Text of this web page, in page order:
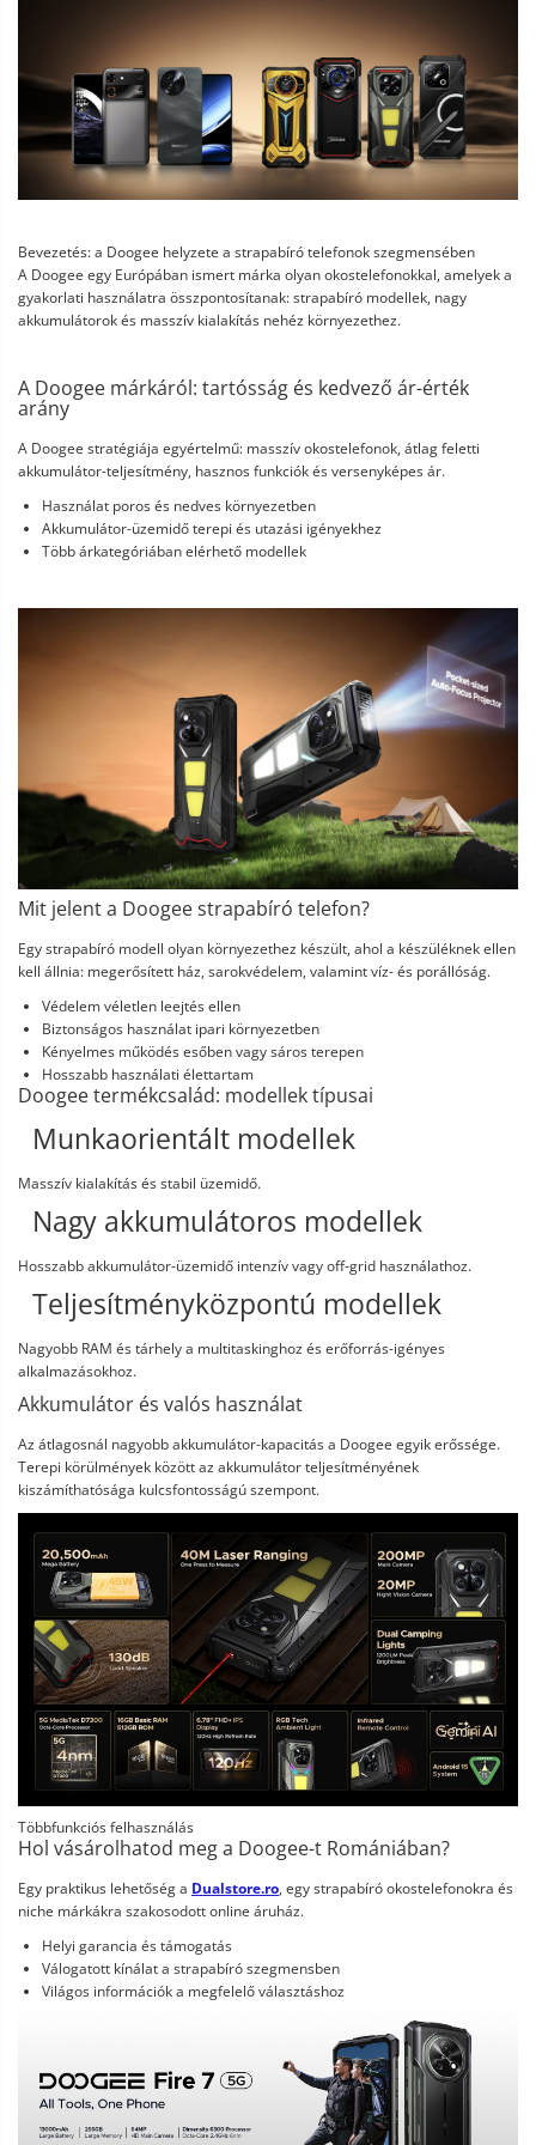
Bevezetés: a Doogee helyzete a strapabíró telefonok szegmensében
A Doogee egy Európában ismert márka olyan okostelefonokkal, amelyek a
gyakorlati használatra összpontosítanak: strapabíró modellek, nagy
akkumulátorok és masszív kialakítás nehéz környezethez.
A Doogee márkáról: tartósság és kedvező ár-érték
arány
A Doogee stratégiája egyértelmű: masszív okostelefonok, átlag feletti
akkumulátor-teljesítmény, hasznos funkciók és versenyképes ár.
Használat poros és nedves környezetben
Akkumulátor-üzemidő terepi és utazási igényekhez
Több árkategóriában elérhető modellek
Mit jelent a Doogee strapabíró telefon?
Egy strapabíró modell olyan környezethez készült, ahol a készüléknek ellen
kell állnia: megerősített ház, sarokvédelem, valamint víz- és porállóság.
Védelem véletlen leejtés ellen
Biztonságos használat ipari környezetben
Kényelmes működés esőben vagy sáros terepen
Hosszabb használati élettartam
Doogee termékcsalád: modellek típusai
Munkaorientált modellek
Masszív kialakítás és stabil üzemidő.
Nagy akkumulátoros modellek
Hosszabb akkumulátor-üzemidő intenzív vagy off-grid használathoz.
Teljesítményközpontú modellek
Nagyobb RAM és tárhely a multitaskinghoz és erőforrás-igényes
alkalmazásokhoz.
Akkumulátor és valós használat
Az átlagosnál nagyobb akkumulátor-kapacitás a Doogee egyik erőssége.
Terepi körülmények között az akkumulátor teljesítményének
kiszámíthatósága kulcsfontosságú szempont.
Többfunkciós felhasználás
Hol vásárolhatod meg a Doogee-t Romániában?
Egy praktikus lehetőség a Dualstore.ro, egy strapabíró okostelefonokra és
niche márkákra szakosodott online áruház.
Helyi garancia és támogatás
Válogatott kínálat a strapabíró szegmensben
Világos információk a megfelelő választáshoz